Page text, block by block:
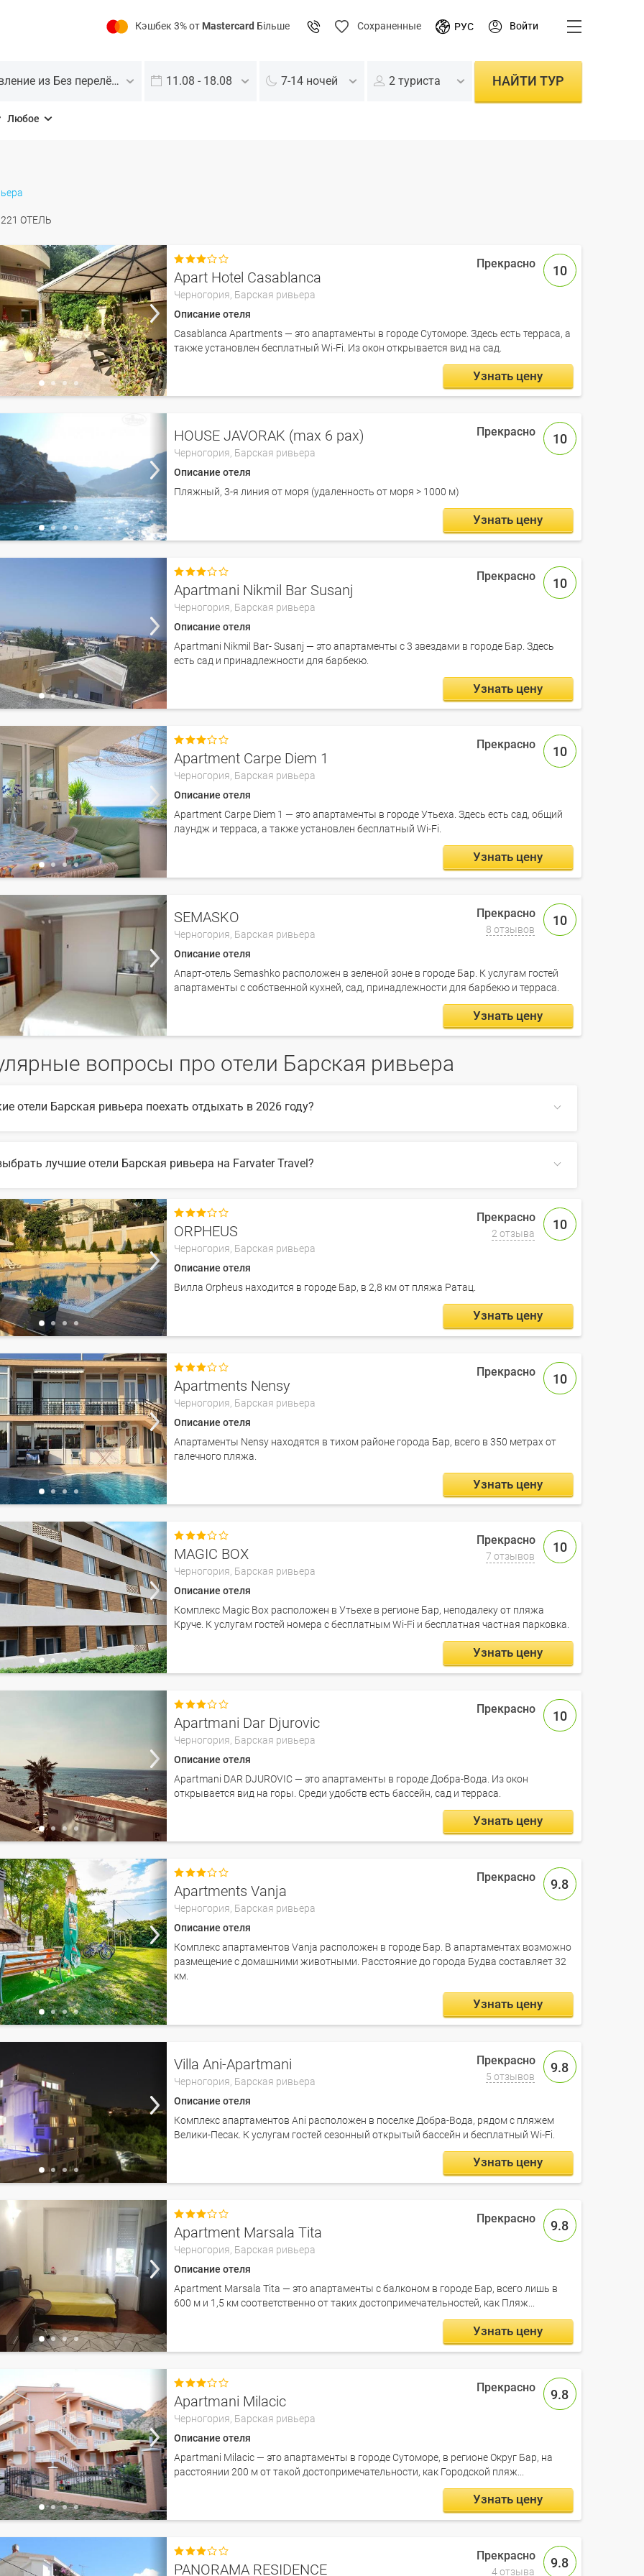
Кэшбек 3% от Mastercard Більше Сохраненные РУС Войти
Отправление из Без перелёта 11.08 - 18.08 7-14 ночей 2 туриста
Любое
НАЙТИ ТУР
221 ОТЕЛЬ
10

Apart Hotel Casablanca
Черногория, Барская ривьера
Описание отеля
Casablanca Apartments — это апартаменты в городе Сутоморе. Здесь есть терраса, а
также установлен бесплатный Wi-Fi. Из окон открывается вид на сад.
Узнать цену
10
HOUSE JAVORAK (max 6 pax)
Черногория, Барская ривьера
Описание отеля
Пляжный, 3-я линия от моря (удаленность от моря > 1000 м)
Узнать цену
10

Apartmani Nikmil Bar Susanj
Черногория, Барская ривьера
Описание отеля
Apartmani Nikmil Bar- Susanj — это апартаменты с 3 звездами в городе Бар. Здесь
есть сад и принадлежности для барбекю.
Узнать цену
10

Apartment Carpe Diem 1
Черногория, Барская ривьера
Описание отеля
Apartment Carpe Diem 1 — это апартаменты в городе Утьеха. Здесь есть сад, общий
лаундж и терраса, а также установлен бесплатный Wi-Fi.
Узнать цену
10
8 отзывов
SEMASKO
Черногория, Барская ривьера
Описание отеля
Апарт-отель Semashko расположен в зеленой зоне в городе Бар. К услугам гостей
апартаменты с собственной кухней, сад, принадлежности для барбекю и терраса.
Узнать цену
вопросы про отели Барская ривьера
отели Барская ривьера поехать отдыхать в 2026 году?
лучшие отели Барская ривьера на Farvater Travel?
множество фото отелей и отзывов про лучшие отели Барская ривьера
10
2 отзыва

ORPHEUS
Черногория, Барская ривьера
Описание отеля
Вилла Orpheus находится в городе Бар, в 2,8 км от пляжа Ратац.
Узнать цену
10

Apartments Nensy
Черногория, Барская ривьера
Описание отеля
Апартаменты Nensy находятся в тихом районе города Бар, всего в 350 метрах от
галечного пляжа.
Узнать цену
10
7 отзывов

MAGIC BOX
Черногория, Барская ривьера
Описание отеля
Комплекс Magic Box расположен в Утьехе в регионе Бар, неподалеку от пляжа
Круче. К услугам гостей номера с бесплатным Wi-Fi и бесплатная частная парковка.
Узнать цену
10

Apartmani Dar Djurovic
Черногория, Барская ривьера
Описание отеля
Apartmani DAR DJUROVIC — это апартаменты в городе Добра-Вода. Из окон
открывается вид на горы. Среди удобств есть бассейн, сад и терраса.
Узнать цену
9.8

Apartments Vanja
Черногория, Барская ривьера
Описание отеля
Комплекс апартаментов Vanja расположен в городе Бар. В апартаментах возможно
размещение с домашними животными. Расстояние до города Будва составляет 32
км.
Узнать цену
9.8
5 отзывов
Villa Ani-Apartmani
Черногория, Барская ривьера
Описание отеля
Комплекс апартаментов Ani расположен в поселке Добра-Вода, рядом с пляжем
Велики-Песак. К услугам гостей сезонный открытый бассейн и бесплатный Wi-Fi.
Узнать цену
9.8

Apartment Marsala Tita
Черногория, Барская ривьера
Описание отеля
Apartment Marsala Tita — это апартаменты с балконом в городе Бар, всего лишь в
600 м и 1,5 км соответственно от таких достопримечательностей, как Пляж...
Узнать цену
9.8

Apartmani Milacic
Черногория, Барская ривьера
Описание отеля
Apartmani Milacic — это апартаменты в городе Сутоморе, в регионе Округ Бар, на
расстоянии 200 м от такой достопримечательности, как Городской пляж...
Узнать цену
9.8
4 отзыва

PANORAMA RESIDENCE